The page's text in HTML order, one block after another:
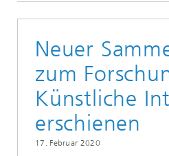
Neuer
zum
Künstliche
erschienen
17. Februar 2020